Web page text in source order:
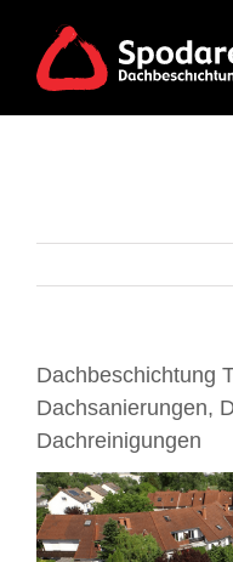
content
Dachbeschichtung
Dachsanierungen,
Dachreinigungen